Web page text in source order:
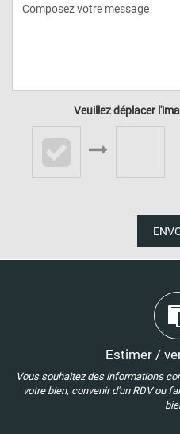
Veuillez déplacer
Estimer /
Vous souhaitez des informations
votre bien, convenir d'un RDV ou